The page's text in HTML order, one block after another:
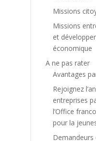
Missions
Missions
et
économique
A ne pas rater
Avantages
Rejoignez
entreprises
l’Office
pour la
Demandeurs